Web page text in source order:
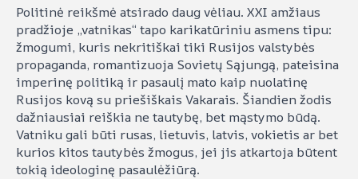
Politinė reikšmė atsirado daug vėliau. XXI amžiaus
pradžioje „vatnikas“ tapo karikatūriniu asmens tipu:
žmogumi, kuris nekritiškai tiki Rusijos valstybės
propaganda, romantizuoja Sovietų Sąjungą, pateisina
imperinę politiką ir pasaulį mato kaip nuolatinę
Rusijos kovą su priešiškais Vakarais. Šiandien žodis
dažniausiai reiškia ne tautybę, bet mąstymo būdą.
Vatniku gali būti rusas, lietuvis, latvis, vokietis ar bet
kurios kitos tautybės žmogus, jei jis atkartoja būtent
tokią ideologinę pasaulėžiūrą.